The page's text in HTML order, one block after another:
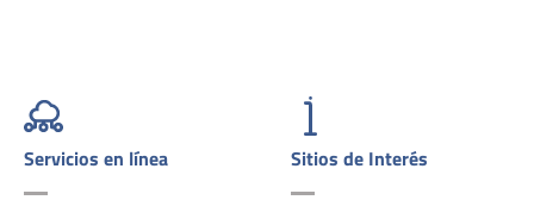
Servicios en línea Sitios de Interés